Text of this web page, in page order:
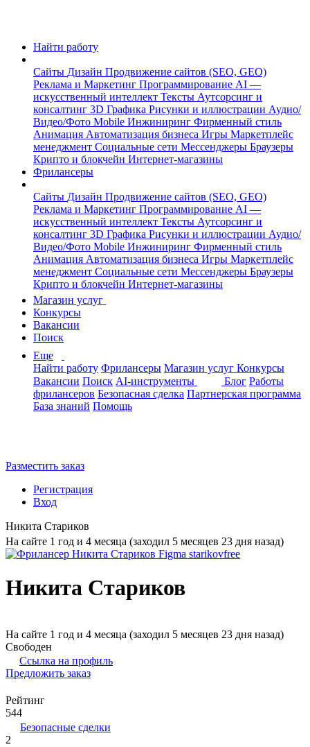
Найти работу
Сайты Дизайн Продвижение сайтов (SEO, GEO)
Реклама и Маркетинг Программирование AI —
искусственный интеллект Тексты Аутсорсинг и
консалтинг 3D Графика Рисунки и иллюстрации Аудио/
Видео/Фото Mobile Инжиниринг Фирменный стиль
Анимация Автоматизация бизнеса Игры Маркетплейс
менеджмент Социальные сети Мессенджеры Браузеры
Крипто и блокчейн Интернет-магазины
Фрилансеры
Сайты Дизайн Продвижение сайтов (SEO, GEO)
Реклама и Маркетинг Программирование AI —
искусственный интеллект Тексты Аутсорсинг и
консалтинг 3D Графика Рисунки и иллюстрации Аудио/
Видео/Фото Mobile Инжиниринг Фирменный стиль
Анимация Автоматизация бизнеса Игры Маркетплейс
менеджмент Социальные сети Мессенджеры Браузеры
Крипто и блокчейн Интернет-магазины
Магазин услуг
Конкурсы
Вакансии
Поиск
Еще
Найти работу Фрилансеры Магазин услуг Конкурсы
Вакансии Поиск AI-инструменты Блог Работы
фрилансеров Безопасная сделка Партнерская программа
База знаний Помощь
Разместить заказ
Регистрация
Вход
Никита Стариков
На сайте 1 год и 4 месяца (заходил 5 месяцев 23 дня назад)
Никита Стариков
На сайте 1 год и 4 месяца (заходил 5 месяцев 23 дня назад)
Свободен
Ссылка на профиль
Предложить заказ
Рейтинг
544
Безопасные сделки
2